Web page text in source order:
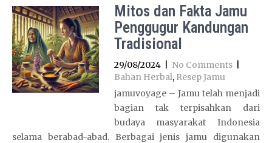
Mitos dan Fakta Jamu
Penggugur Kandungan
Tradisional
29/08/2024 No Comments
Bahan Herbal, Resep Jamu
jamuvoyage – Jamu telah menjadi
bagian tak terpisahkan dari
budaya masyarakat Indonesia
selama berabad-abad. Berbagai jenis jamu digunakan